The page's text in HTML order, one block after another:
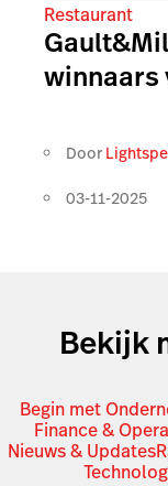
Restaurant
winnaars
Door
03-11-2025
Bekijk
Begin met
Finance &
Nieuws & Updates